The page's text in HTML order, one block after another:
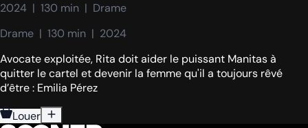
2024  |  130 min  |  Drame
Drame  |  130 min  |  2024
Avocate exploitée, Rita doit aider le puissant Manitas à
quitter le cartel et devenir la femme qu'il a toujours rêvé
d’être : Emilia Pérez
Louer